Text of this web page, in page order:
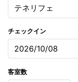
テネリフェ
チェックイン
2026/10/08
客室数